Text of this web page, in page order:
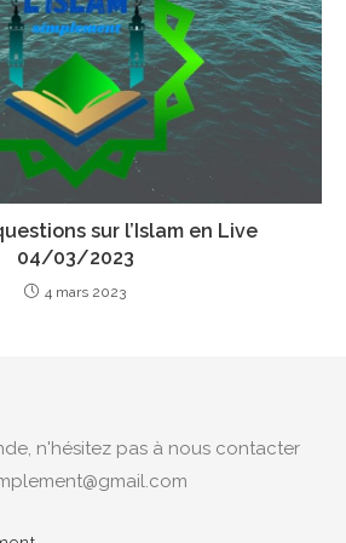
sur l’Islam en Live
04/03/2023
4 mars 2023
n'hésitez pas à nous contacter